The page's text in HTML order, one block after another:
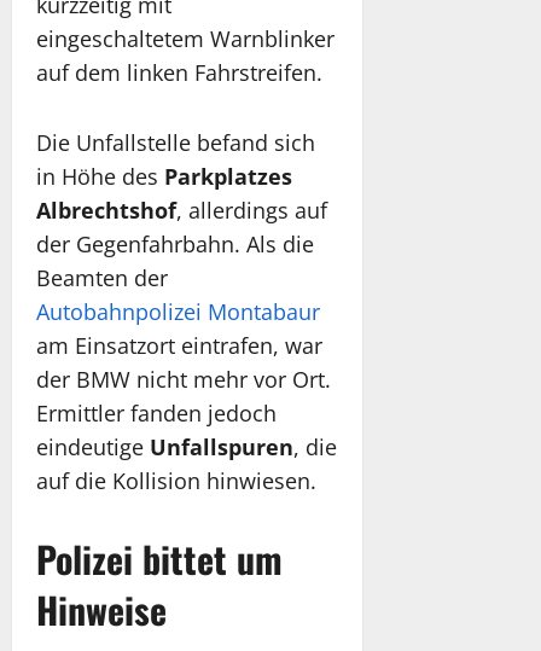
eingeschaltetem Warnblinker
auf dem linken Fahrstreifen.
Die Unfallstelle befand sich
in Höhe des Parkplatzes
Albrechtshof, allerdings auf
der Gegenfahrbahn. Als die
Beamten der
Autobahnpolizei Montabaur
am Einsatzort eintrafen, war
der BMW nicht mehr vor Ort.
Ermittler fanden jedoch
eindeutige Unfallspuren, die
auf die Kollision hinwiesen.
Polizei bittet um
Hinweise